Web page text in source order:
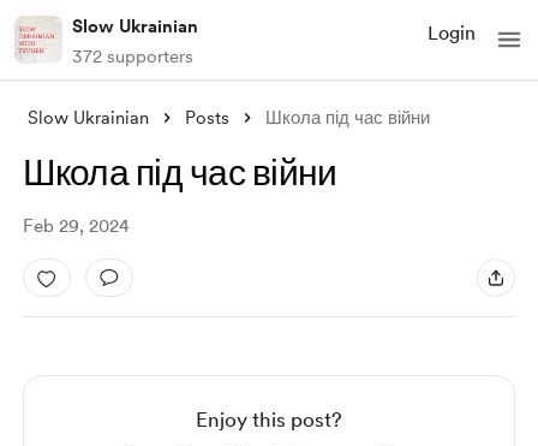
Slow Ukrainian
372 supporters
Login
Slow Ukrainian Posts Школа під час війни
Школа під час війни
Feb 29, 2024
Enjoy this post?